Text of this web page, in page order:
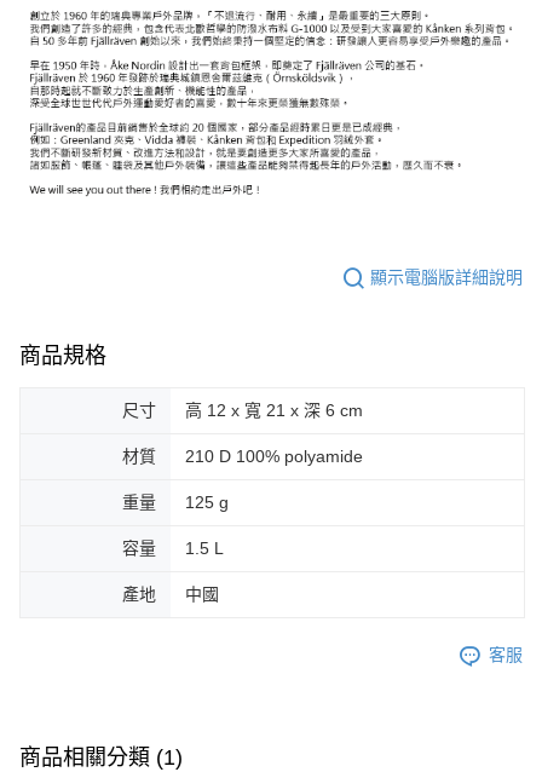
顯示電腦版詳細說明
商品規格
尺寸 高 12 x 寬 21 x 深 6 cm
材質 210 D 100% polyamide
重量 125 g
容量 1.5 L
產地 中國
客服
商品相關分類 (1)